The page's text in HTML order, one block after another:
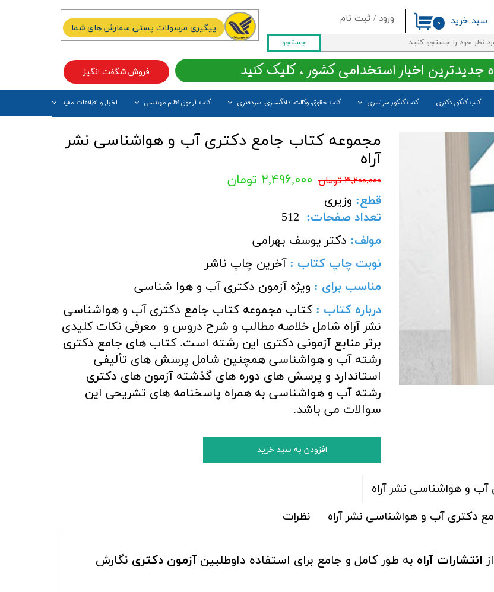
ورود / ثبت نام
حساب کاربری من
تغییر گذر واژه
سفارشات
خروج از حساب کاربری
جستجو
کتب کنکور دکتری کتب کنکور سراسری کتب حقوق، وکالت، دادگستری، سردفتری کتب آزمون نظام مهندسی اخبار و اطلاعات مفید
۰ سبد خرید
فروش شگفت انگیز جدیدترین اخبار استخدامی کشور ، کلیک کنید
پیگیری مرسولات پستی سفارش های شما
مجموعه کتاب جامع دکتری آب و هواشناسی نشر
آراه
۳,۲۰۰,۰۰۰ تومان ۲,۴۹۶,۰۰۰ تومان
قطع: وزیری
تعداد صفحات:
512
مولف: دکتر یوسف بهرامی
نوبت چاپ کتاب :آخرین چاپ ناشر
مناسب برای : ویژه آزمون دکتری آب و هوا شناسی
درباره کتاب :کتاب مجموعه کتاب جامع دکتری آب و هواشناسی
نشر آراه شامل خلاصه مطالب و شرح دروس و معرفی نکات کلیدی
برتر منابع آزمونی دکتری این رشته است. کتاب های جامع دکتری
رشته آب و هواشناسی همچنین شامل پرسش های تألیفی
استاندارد و پرسش های دوره های گذشته آزمون ­های دکتری
رشته آب و هواشناسی به همراه پاسخنامه های تشریحی این
سوالات می باشد.
افزودن به سبد خرید
و هواشناسی نشر آراه
دکتری آب و هواشناسی نشر آراه
نظرات
از انتشارات آراه به طور کامل و جامع برای استفاده داوطلبین آزمون دکتری نگارش